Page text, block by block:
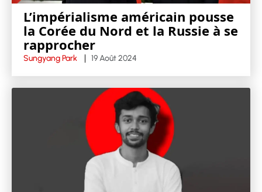
L’impérialisme américain pousse
la Corée du Nord et la Russie à se
rapprocher
Sungyang Park 19 Août 2024